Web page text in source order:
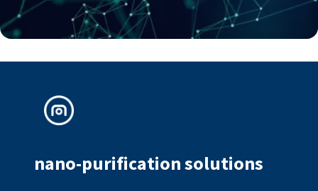
nano-purification solutions